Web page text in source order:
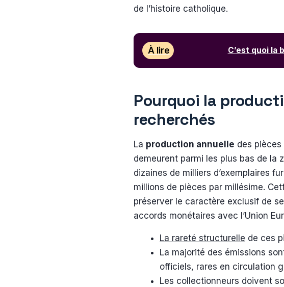
de l’histoire catholique.
À lire C’est quoi la
Pourquoi la
recherchés
La production annuelle des
demeurent parmi les plus bas de la
dizaines de milliers d’exemplaires
millions de pièces par millésime.
préserver le caractère exclusif de
accords monétaires avec l’Union
La rareté structurelle de ces
La majorité des émissions
officiels, rares en circulation
Les collectionneurs doivent